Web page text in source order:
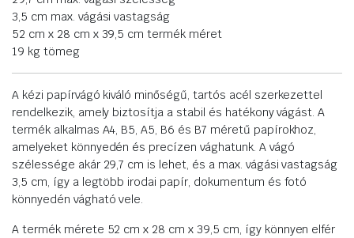
3,5 cm max. vágási vastagság
52 cm x 28 cm x 39,5 cm termék méret
19 kg tömeg
A kézi papírvágó kiváló minőségű, tartós acél szerkezettel
rendelkezik, amely biztosítja a stabil és hatékony vágást. A
termék alkalmas A4, B5, A5, B6 és B7 méretű papírokhoz,
amelyeket könnyedén és precízen vághatunk. A vágó
szélessége akár 29,7 cm is lehet, és a max. vágási vastagság
3,5 cm, így a legtöbb irodai papír, dokumentum és fotó
könnyedén vágható vele.
A termék mérete 52 cm x 28 cm x 39,5 cm, így könnyen elfér